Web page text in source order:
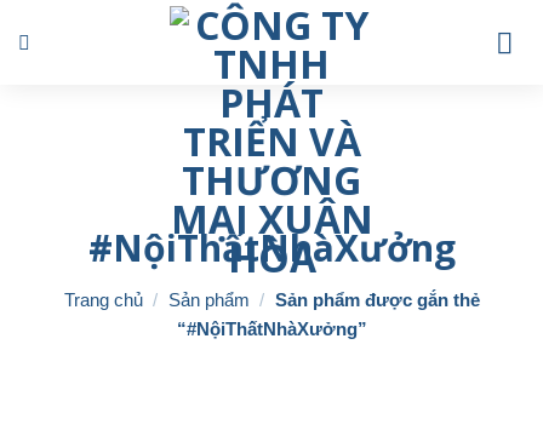
#NộiThấtNhàXưởng
Trang chủ / Sản phẩm / Sản phẩm được gắn thẻ
“#NộiThấtNhàXưởng”